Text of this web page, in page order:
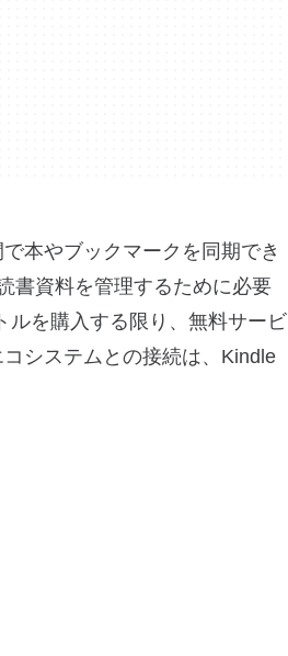
本やブックマークを同期でき
書資料を管理するために必要
ルを購入する限り、無料サービ
システムとの接続は、Kindle